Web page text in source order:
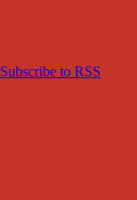
Subscribe to RSS